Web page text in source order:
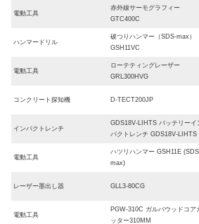
電動工具
赤外線サーモグラフィー
GTC400C
ハンマードリル
破つりハンマー（SDS-max）
GSH11VC
電動工具
ローテティングレーザー
GRL300HVG
コンクリート探知機 D-TECT200JP
インパクトレンチ
GDS18V-LIHTS バッテリーイ
パクトレンチ GDS18V-LIHTS
電動工具
ハツリハンマー GSH11E
max)
レーザー墨出し器 GLL3-80CG
電動工具
PGW-310C ガルバウッドコア
ッター310MM